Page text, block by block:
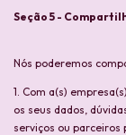
Seção 5 -
Nós poderemos
1. Com a(s)
os seus dados,
serviços ou